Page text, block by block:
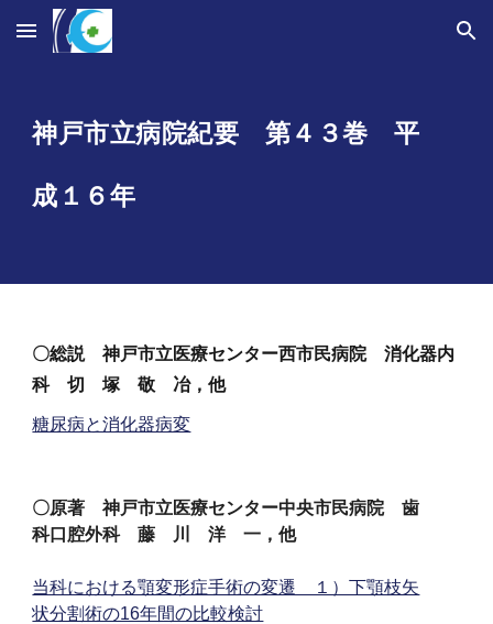
Skip to main content Skip to navigation
神戸市立病院紀要 第４ ３巻 平
成 １６年
〇総説 神戸市立医療センター西市民病院
消化器内
科
切 塚 敬 冶，他
糖尿病と消化器病変
〇原著 神戸市立医療センター中央市民病院 歯
科口腔外科 藤 川 洋 一，他
当科における顎変形症手術の変遷 １）下顎枝矢
状分割術の16年間の比較検討